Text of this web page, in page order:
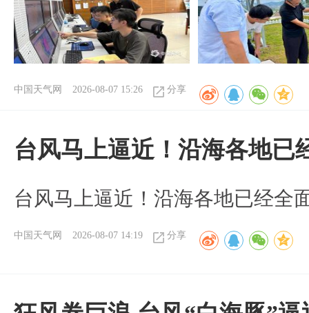
中国天气网 2026-08-07 15:26 分享
台风马上逼近！沿海各地已
台风马上逼近！沿海各地已经全
中国天气网 2026-08-07 14:19 分享